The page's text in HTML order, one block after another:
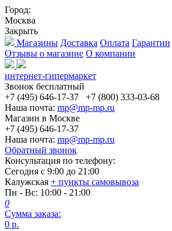
Город:
Москва
Закрыть
Магазины Доставка Оплата Гарантии
Отзывы о магазине О компании
интернет-гипермаркет
Звонок бесплатный
+7 (495) 646-17-37
+7 (800) 333-03-68
Наша почта: mp@mp-mp.ru
Магазин в Москве
+7 (495) 646-17-37
Наша почта: mp@mp-mp.ru
Обратный звонок
Консультация по телефону:
Сегодня с 9:00 до 21:00
Калужская + пункты самовывоза
Пн - Вс: 10:00 - 21:00
0
Сумма заказа:
0 р.